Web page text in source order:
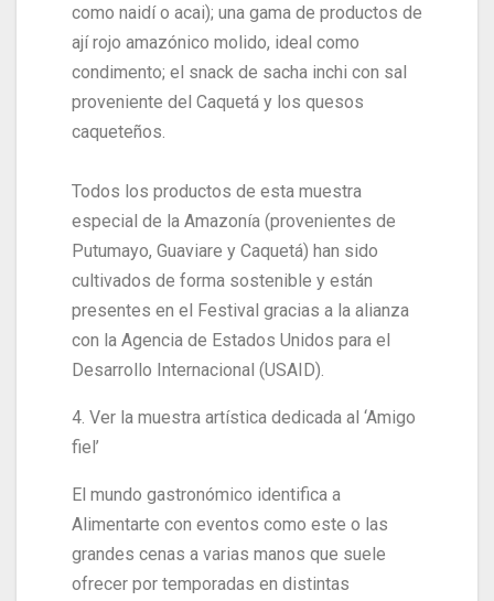
como naidí o acai); una gama de productos de
ají rojo amazónico molido, ideal como
condimento; el snack de sacha inchi con sal
proveniente del Caquetá y los quesos
caqueteños.
Todos los productos de esta muestra
especial de la Amazonía (provenientes de
Putumayo, Guaviare y Caquetá) han sido
cultivados de forma sostenible y están
presentes en el Festival gracias a la alianza
con la Agencia de Estados Unidos para el
Desarrollo Internacional (USAID).
4. Ver la muestra artística dedicada al ‘Amigo
fiel’
El mundo gastronómico identifica a
Alimentarte con eventos como este o las
grandes cenas a varias manos que suele
ofrecer por temporadas en distintas